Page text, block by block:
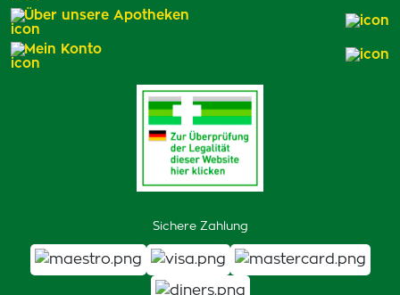
Sichere Zahlung
Über unsere Apotheken
Mein Konto